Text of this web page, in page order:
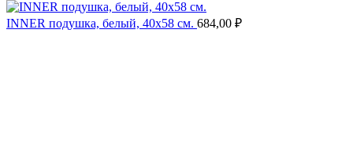
INNER подушка, белый, 40х58 см. 684,00 ₽